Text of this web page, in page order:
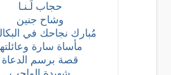
حجاب لَـنـا
وشاح جنين
مُبارك نجاحك في
مأساة سارة
قصة برسم الدعاة